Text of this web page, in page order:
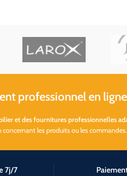
professionnel en ligne
et des fournitures professionnelles
les produits ou les commandes.
7j/7